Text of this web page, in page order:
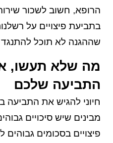
הרופא, חשוב לשכור
בתביעת פיצויים על
שההגנה לא תוכל להתנגד
מה שלא תעשו,
התביעה שלכם
חיוני להגיש את התביעה
מבינים שיש סיכויים
פיצויים בסכומים גבוהים